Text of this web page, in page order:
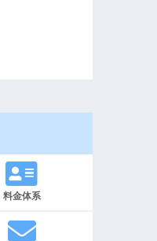
料金体系